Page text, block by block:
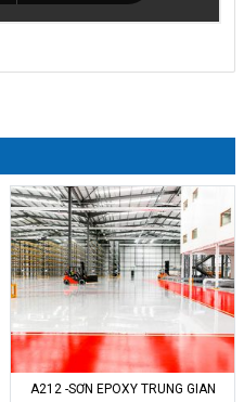
A212 -SƠN EPOXY TRUNG GIAN